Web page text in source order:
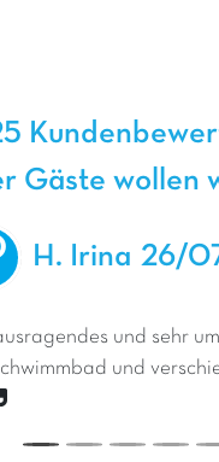
Gäste wollen
H. Irina 26/
und sehr
und